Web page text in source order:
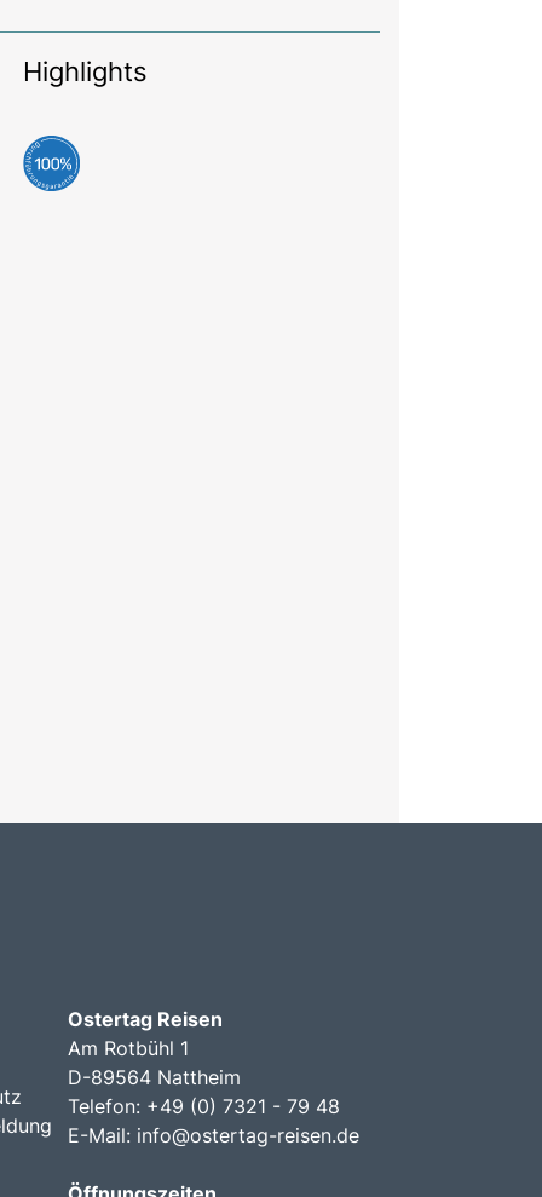
Highlights
Ostertag Reisen
Am Rotbühl 1
D-89564 Nattheim
Telefon: +49 (0) 7321 - 79 48
E-Mail: info@ostertag-reisen.de